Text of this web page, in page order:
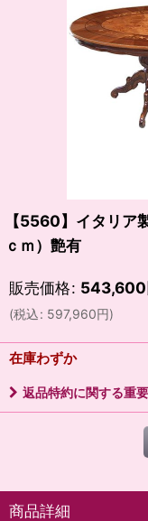
【5560】イタリ
ｃｍ）艶有
販売価格: 543,600
(税込: 597,960円)
在庫わずか
返品特約に関する重
商品詳細